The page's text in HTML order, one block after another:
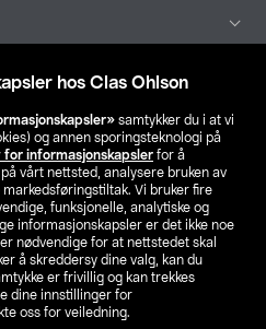
hos Clas Ohlson
samtykker du i at vi
og annen sporingsteknologi på
for informasjonskapsler for å
vårt nettsted, analysere bruken av
Vi bruker fire
funksjonelle, analytiske og
informasjonskapsler er det ikke noe
nødvendige for at nettstedet skal
å skreddersy dine valg, kan du
er frivillig og kan trekkes
dine innstillinger for
oss for veiledning.
din butikk
NO FI